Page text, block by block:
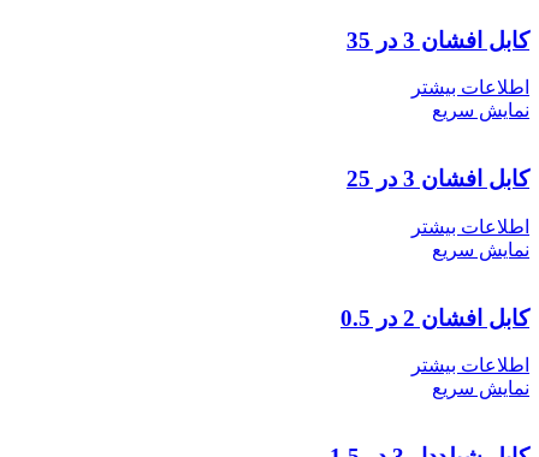
کابل افشان 3 در 35
اطلاعات بیشتر
نمایش سریع
کابل افشان 3 در 25
اطلاعات بیشتر
نمایش سریع
کابل افشان 2 در 0.5
اطلاعات بیشتر
نمایش سریع